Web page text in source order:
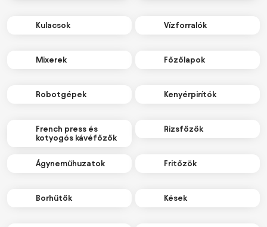
Kulacsok Vízforralók
Mixerek Főzőlapok
Robotgépek Kenyérpirítók
French press és
kotyogós kávéfőzők
Rizsfőzők
Ágyneműhuzatok Fritőzök
Borhűtők Kések